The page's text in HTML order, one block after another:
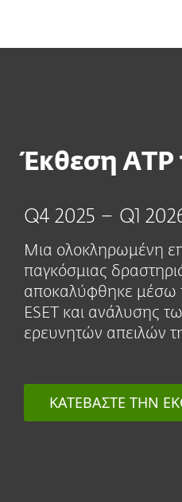
Έκθεση ATP
Q4 2025 – Q1
Μια ολοκληρωμένη
παγκόσμιας
αποκαλύφθηκε μέσω
ESET και ανάλυσης
ερευνητών απειλών
ΚΑΤΕΒΆΣΤΕ ΤΗΝ